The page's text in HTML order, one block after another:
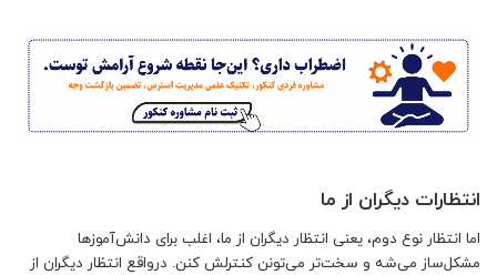
انتظارات دیگران از ما
اما انتظار نوع دوم، یعنی انتظار دیگران از ما، اغلب برای دانش‌آموزها
مشکل‌ساز می‌شه و سخت‌تر می‌تونن کنترلش کنن. درواقع انتظار دیگران از